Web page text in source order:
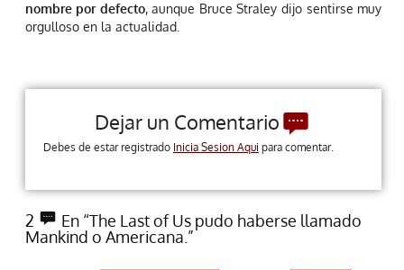
nombre por defecto, aunque Bruce Straley dijo sentirse muy
orgulloso en la actualidad.
Dejar un Comentario
Debes de estar registrado Inicia Sesion Aqui para comentar.
2
En “The Last of Us pudo haberse llamado
Mankind o Americana.”